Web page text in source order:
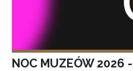
NOC MUZEÓW 2026